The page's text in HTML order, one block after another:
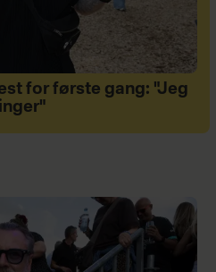
for første gang: "Jeg